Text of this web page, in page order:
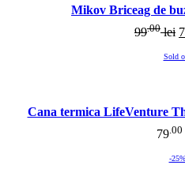
Mikov Briceag de
99.00 lei
Sold
Cana termica LifeVenture
79 .00
-25%